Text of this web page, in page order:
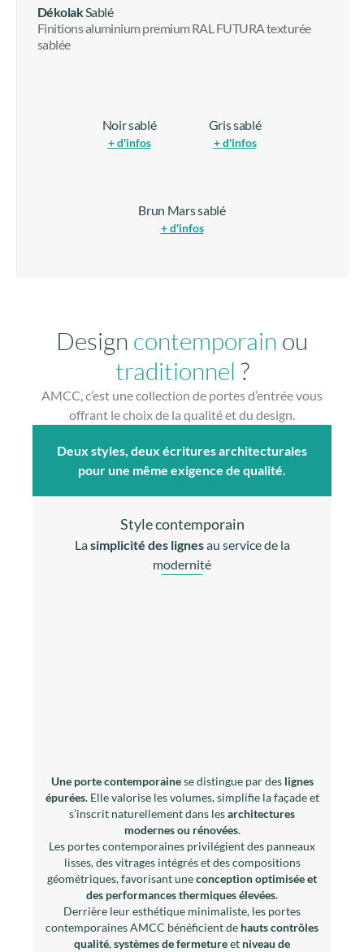
DékolakSablé
Finitions aluminium premium RAL FUTURA texturée
sablée
Noir sablé
+ d'infos
Gris sablé
+ d'infos
Brun Mars sablé
+ d'infos
Design contemporain ou
traditionnel ?
AMCC, c’est une collection de portes d’entrée vous
offrant le choix de la qualité et du design.
Deux styles, deux écritures architecturales
pour une même exigence de qualité.
Style contemporain
Lasimplicité des lignesau service de la
modernité
Une porte contemporainese distingue par des lignes
épurées. Elle valorise les volumes, simplifie la façade et
s’inscrit naturellement dans lesarchitectures
modernes ou rénovées.
Les portes contemporaines privilégient des panneaux
lisses, des vitrages intégrés et des compositions
géométriques, favorisant uneconception optimisée et
des performances thermiques élevées.
Derrière leur esthétique minimaliste, les portes
contemporaines AMCC bénéficient de hauts contrôles
qualité,systèmes de fermetureet niveau de